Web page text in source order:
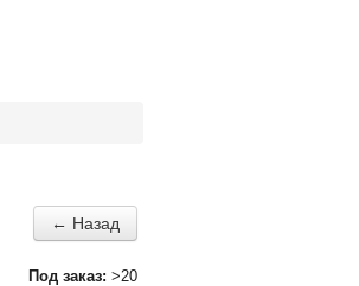
← Назад
Под заказ: >20